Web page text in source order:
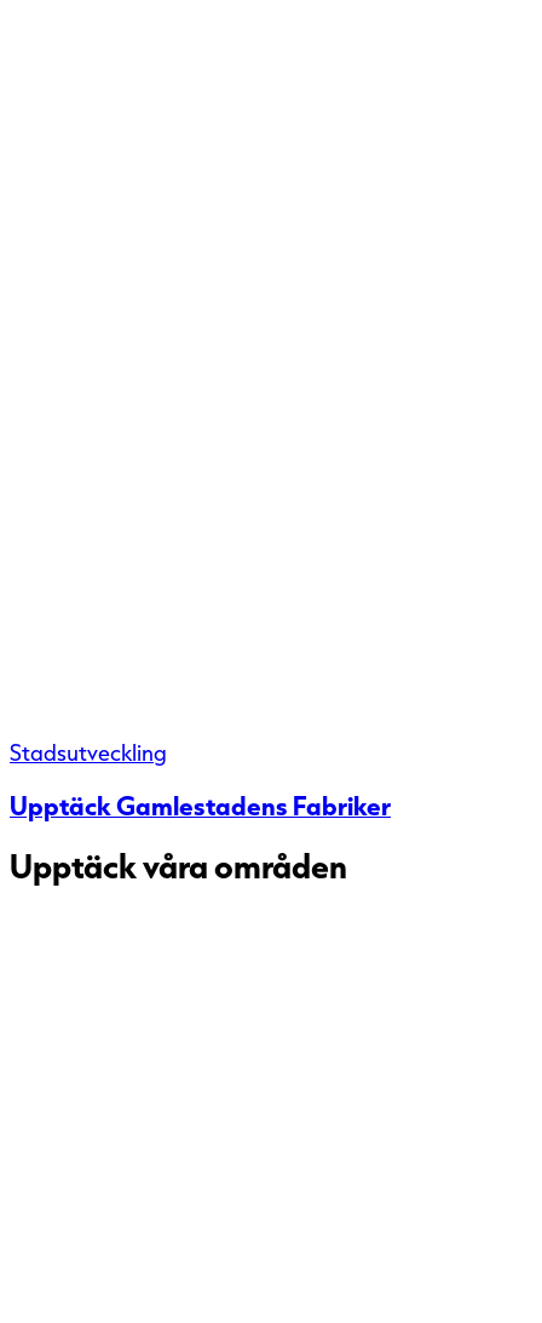
Stadsutveckling
Upptäck Gamlestadens Fabriker
Upptäck våra områden